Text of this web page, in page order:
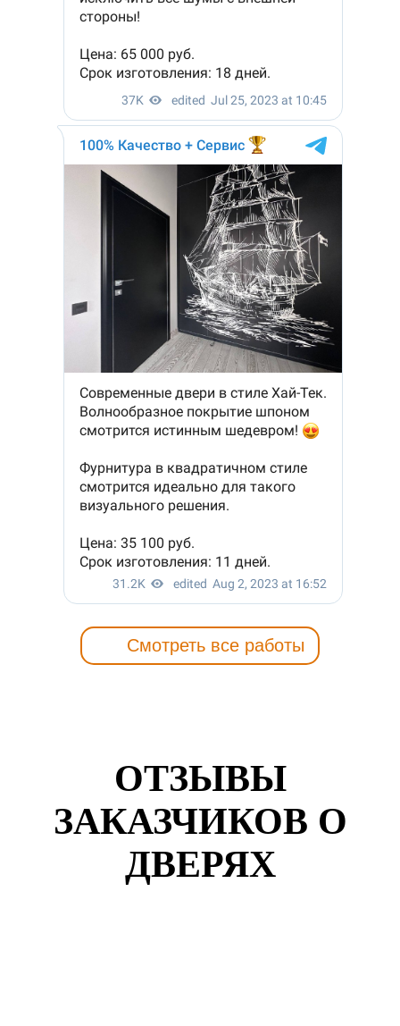
Смотреть все работы
ОТЗЫВЫ
ЗАКАЗЧИКОВ О
ДВЕРЯХ